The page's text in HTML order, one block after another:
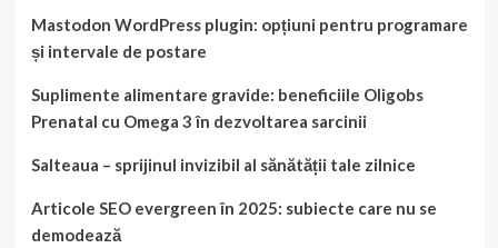
Mastodon WordPress plugin: opțiuni pentru programare
și intervale de postare
Suplimente alimentare gravide: beneficiile Oligobs
Prenatal cu Omega 3 în dezvoltarea sarcinii
Salteaua – sprijinul invizibil al sănătății tale zilnice
Articole SEO evergreen în 2025: subiecte care nu se
demodează